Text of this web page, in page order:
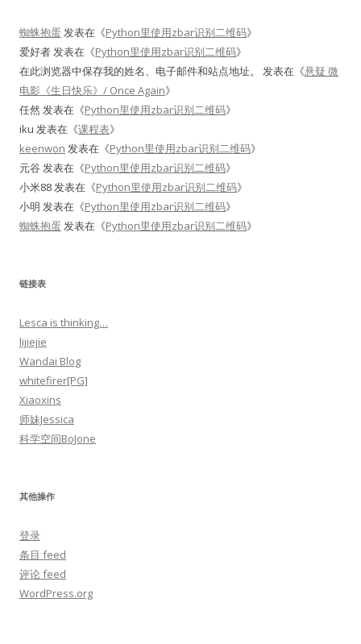
蜘蛛抱蛋 发表在《Python里使用zbar识别二维码》
爱好者发表在《Python里使用zbar识别二维码》
在此浏览器中保存我的姓名、电子邮件和站点地址。
发表在《悬疑 微
电影《生日快乐》/ Once Again》
任然 发表在《Python里使用zbar识别二维码》
iku 发表在《课程表》
keenwon 发表在《Python里使用zbar识别二维码》
元谷发表在《Python里使用zbar识别二维码》
小米88发表在《Python里使用zbar识别二维码》
小明 发表在《Python里使用zbar识别二维码》
蜘蛛抱蛋 发表在《Python里使用zbar识别二维码》
链接表
Lesca is thinking…
lijiejie
Wandai Blog
whitefirer[PG]
Xiaoxins
师妹Jessica
科学空间BoJone
其他操作
登录
条目 feed
评论 feed
WordPress.org